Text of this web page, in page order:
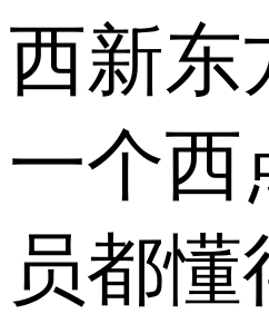
西新东
一个西
员都